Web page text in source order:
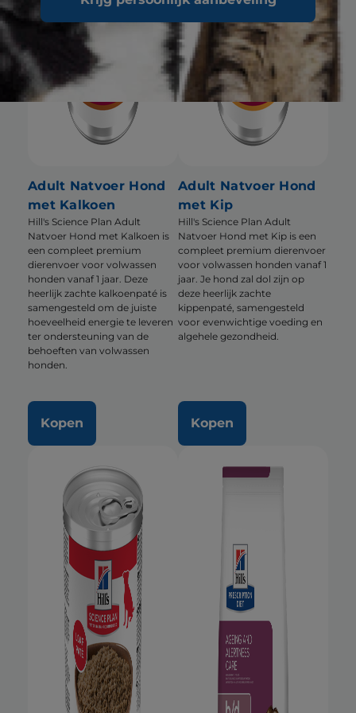
Adult Natvoer Hond
met Kalkoen
Hill's Science Plan Adult
Natvoer Hond met Kalkoen is
een compleet premium
dierenvoer voor volwassen
honden vanaf 1 jaar. Deze
heerlijk zachte kalkoenpaté is
samengesteld om de juiste
hoeveelheid energie te leveren
ter ondersteuning van de
behoeften van volwassen
honden.
Kopen
Adult Natvoer Hond
met Kip
Hill's Science Plan Adult
Natvoer Hond met Kip is een
compleet premium dierenvoer
voor volwassen honden vanaf 1
jaar. Je hond zal dol zijn op
deze heerlijk zachte
kippenpaté, samengesteld
voor evenwichtige voeding en
algehele gezondheid.
Kopen